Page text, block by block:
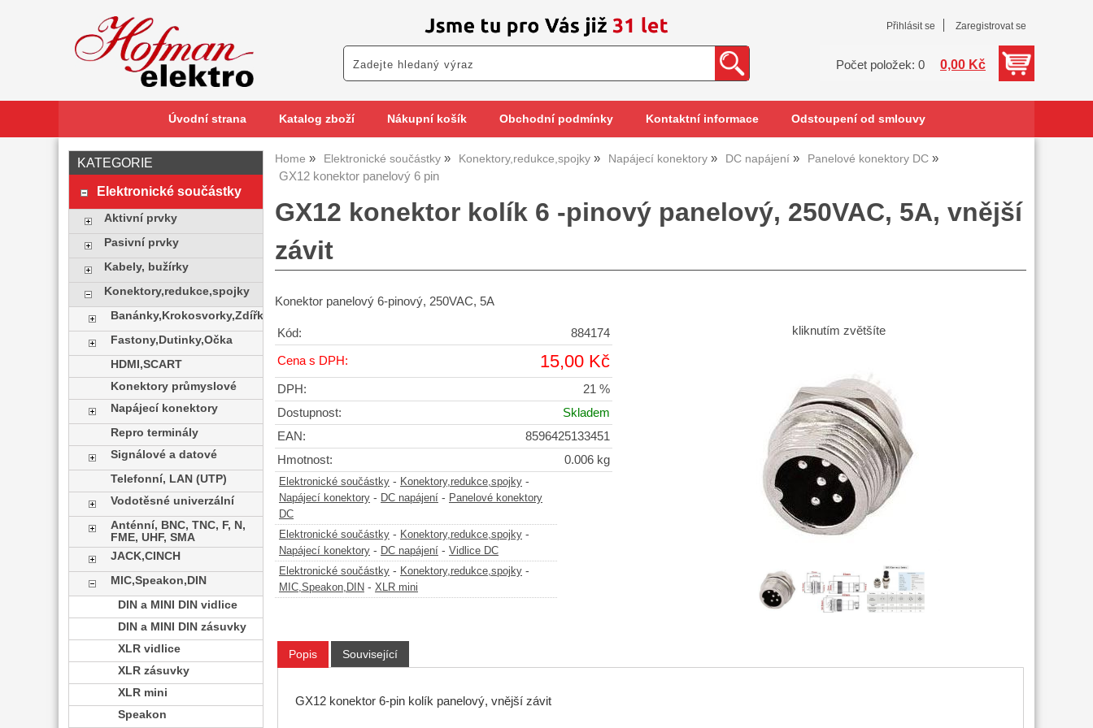
Přihlásit se Zaregistrovat se
Počet položek: 0 0,00 Kč
Úvodní strana Katalog zboží Nákupní košík Obchodní podmínky Kontaktní informace Odstoupení od smlouvy
Home Elektronické součástky Konektory,redukce,spojky Napájecí konektory DC napájení Panelové konektory DC
GX12 konektor panelový 6 pin
GX12 konektor kolík 6 -pinový panelový, 250VAC, 5A, vnější
závit
Konektor panelový 6-pinový, 250VAC, 5A
kliknutím zvětšíte
Kód: 884174
Cena s DPH: 15,00 Kč
DPH:
21 %
Dostupnost:
Skladem
EAN:
8596425133451
Hmotnost:
0.006 kg
Elektronické součástky - Konektory,redukce,spojky -
Napájecí konektory - DC napájení - Panelové konektory
DC
Elektronické součástky - Konektory,redukce,spojky -
Napájecí konektory - DC napájení - Vidlice DC
Elektronické součástky - Konektory,redukce,spojky -
MIC,Speakon,DIN - XLR mini
Popis Související
GX12 konektor 6-pin kolík panelový, vnější závit
KATEGORIE
Elektronické součástky
Aktivní prvky
Pasivní prvky
Kabely, bužírky
Konektory,redukce,spojky
Banánky,Krokosvorky,Zdířky
Fastony,Dutinky,Očka
HDMI,SCART
Konektory průmyslové
Napájecí konektory
Repro terminály
Signálové a datové
Telefonní, LAN (UTP)
Vodotěsné univerzální
Anténní, BNC, TNC, F, N,
FME, UHF, SMA
JACK,CINCH
MIC,Speakon,DIN
DIN a MINI DIN vidlice
DIN a MINI DIN zásuvky
XLR vidlice
XLR zásuvky
XLR mini
Speakon